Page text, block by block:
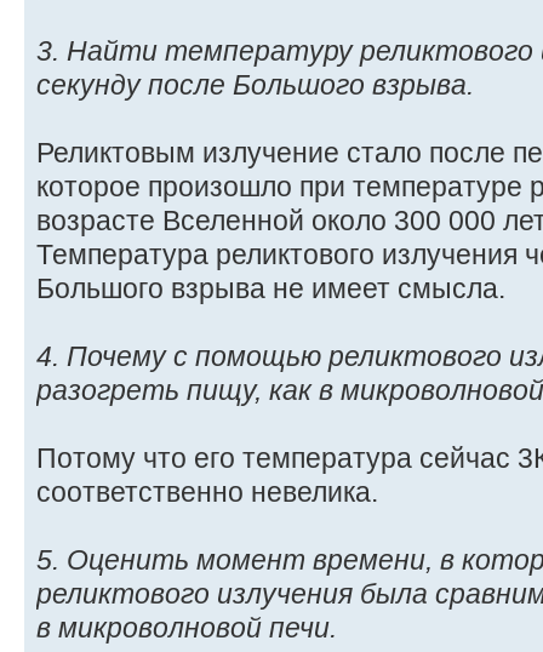
3. Найти температуру реликтового
секунду после Большого взрыва.
Реликтовым излучение стало после
которое произошло при температуре
возрасте Вселенной около 300 000
Температура реликтового излучения
Большого взрыва не имеет смысла.
4. Почему с помощью реликтового
разогреть пищу, как в
Потому что его температура сейчас
соответственно невелика.
5. Оценить момент времени, в
реликтового излучения была
в микроволновой печи.